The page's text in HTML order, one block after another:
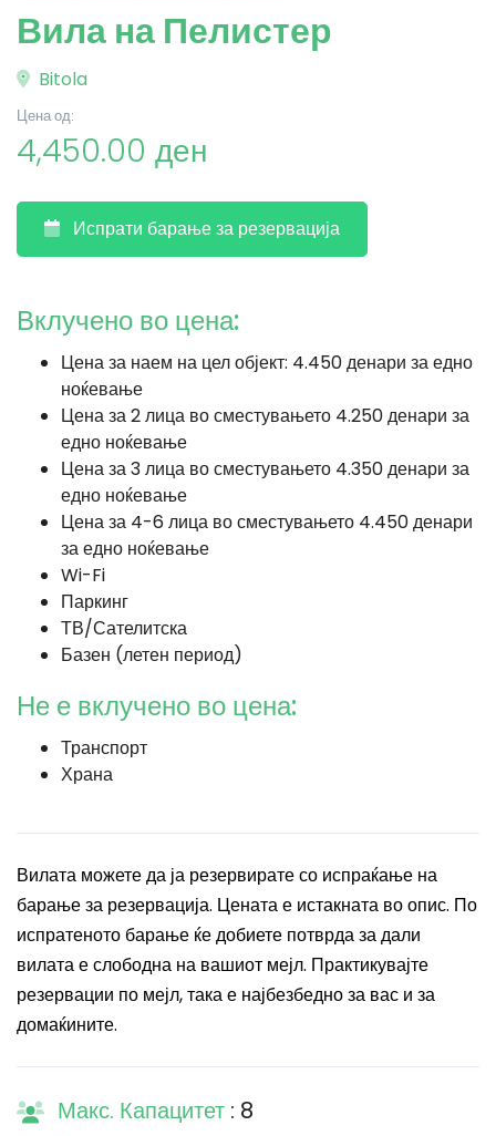
Вила на Пелистер
Bitola
Цена од:
4,450.00 ден
Испрати барање за резервација
Вклучено во цена:
Цена за наем на цел објект: 4.450 денари за едно
ноќевање
Цена за 2 лица во сместувањето 4.250 денари за
едно ноќевање
Цена за 3 лица во сместувањето 4.350 денари за
едно ноќевање
Цена за 4-6 лица во сместувањето 4.450 денари
за едно ноќевање
Wi-Fi
Паркинг
ТВ/Сателитска
Базен (летен период)
Не е вклучено во цена:
Транспорт
Храна
Вилата можете да ја резервирате со испраќање на
барање за резервација. Цената е истакната во опис. По
испратеното барање ќе добиете потврда за дали
вилата е слободна на вашиот мејл. Практикувајте
резервации по мејл, така е најбезбедно за вас и за
домаќините.
Макс. Капацитет : 8